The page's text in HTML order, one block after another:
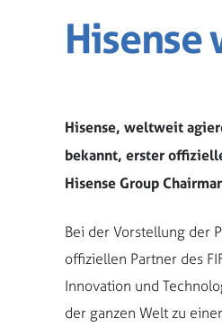
Hisense
Hisense, weltweit
bekannt, erster
Hisense Group
Bei der Vorstellung der
offiziellen Partner des
Innovation und
der ganzen Welt zu